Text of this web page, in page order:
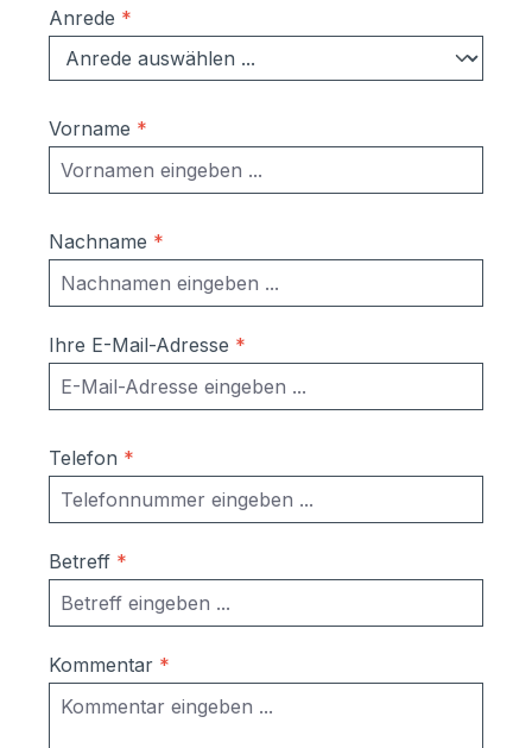
Anrede *
Vorname *
Nachname *
Ihre E-Mail-Adresse *
Telefon *
Betreff *
Kommentar *